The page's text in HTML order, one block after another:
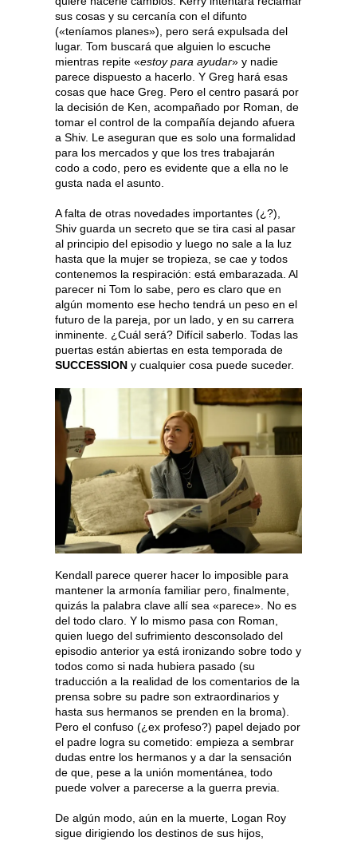
sus cosas y su cercanía con el difunto
(«teníamos planes»), pero será expulsada del
lugar. Tom buscará que alguien lo escuche
mientras repite «estoy para ayudar» y nadie
parece dispuesto a hacerlo. Y Greg hará esas
cosas que hace Greg. Pero el centro pasará por
la decisión de Ken, acompañado por Roman, de
tomar el control de la compañía dejando afuera
a Shiv. Le aseguran que es solo una formalidad
para los mercados y que los tres trabajarán
codo a codo, pero es evidente que a ella no le
gusta nada el asunto.
A falta de otras novedades importantes (¿?),
Shiv guarda un secreto que se tira casi al pasar
al principio del episodio y luego no sale a la luz
hasta que la mujer se tropieza, se cae y todos
contenemos la respiración: está embarazada. Al
parecer ni Tom lo sabe, pero es claro que en
algún momento ese hecho tendrá un peso en el
futuro de la pareja, por un lado, y en su carrera
inminente. ¿Cuál será? Difícil saberlo. Todas las
puertas están abiertas en esta temporada de
SUCCESSION y cualquier cosa puede suceder.
Kendall parece querer hacer lo imposible para
mantener la armonía familiar pero, finalmente,
quizás la palabra clave allí sea «parece». No es
del todo claro. Y lo mismo pasa con Roman,
quien luego del sufrimiento desconsolado del
episodio anterior ya está ironizando sobre todo y
todos como si nada hubiera pasado (su
traducción a la realidad de los comentarios de la
prensa sobre su padre son extraordinarios y
hasta sus hermanos se prenden en la broma).
Pero el confuso (¿ex profeso?) papel dejado por
el padre logra su cometido: empieza a sembrar
dudas entre los hermanos y a dar la sensación
de que, pese a la unión momentánea, todo
puede volver a parecerse a la guerra previa.
De algún modo, aún en la muerte, Logan Roy
sigue dirigiendo los destinos de sus hijos,